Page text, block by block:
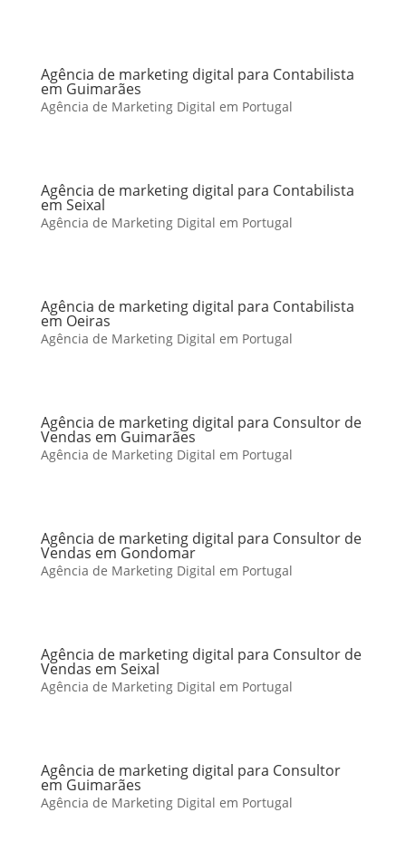
Agência de marketing digital para Contabilista
em Guimarães
Agência de Marketing Digital em Portugal
Agência de marketing digital para Contabilista
em Seixal
Agência de Marketing Digital em Portugal
Agência de marketing digital para Contabilista
em Oeiras
Agência de Marketing Digital em Portugal
Agência de marketing digital para Consultor de
Vendas em Guimarães
Agência de Marketing Digital em Portugal
Agência de marketing digital para Consultor de
Vendas em Gondomar
Agência de Marketing Digital em Portugal
Agência de marketing digital para Consultor de
Vendas em Seixal
Agência de Marketing Digital em Portugal
Agência de marketing digital para Consultor
em Guimarães
Agência de Marketing Digital em Portugal